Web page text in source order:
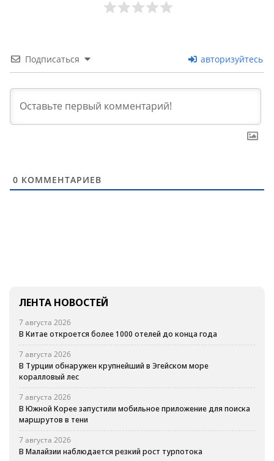
Подписаться авторизуйтесь
0 КОММЕНТАРИЕВ
ЛЕНТА НОВОСТЕЙ
7 августа 2026
В Китае откроется более 1000 отелей до конца года
7 августа 2026
В Турции обнаружен крупнейший в Эгейском море
коралловый лес
7 августа 2026
В Южной Корее запустили мобильное приложение для поиска
маршрутов в тени
7 августа 2026
В Малайзии наблюдается резкий рост турпотока